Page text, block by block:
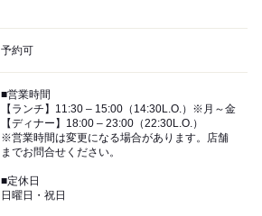
予約可
■営業時間
【ランチ】11:30 – 15:00（14:30L.O.）※月～金
【ディナー】18:00 – 23:00（22:30L.O.）
※営業時間は変更になる場合があります。店舗
までお問合せください。
■定休日
日曜日・祝日